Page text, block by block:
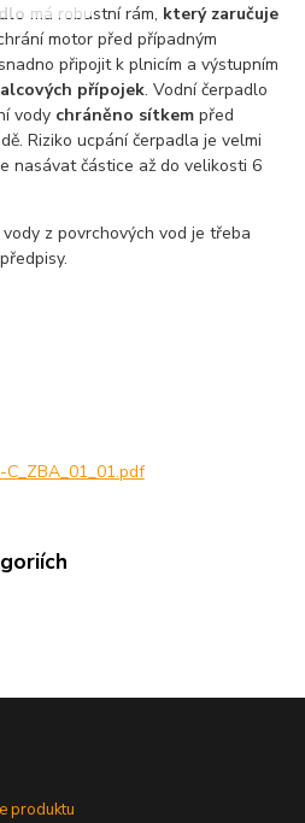
má robustní rám, který zaručuje
motor před případným
připojit k plnicím a výstupním
přípojek. Vodní čerpadlo
vody chráněno sítkem před
Riziko ucpání čerpadla je velmi
nasávat částice až do velikosti 6
z povrchových vod je třeba
produktu